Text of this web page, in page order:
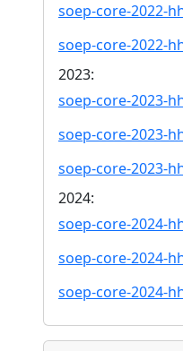
soep-core-2022-
soep-core-2022-
2023:
soep-core-2023-
soep-core-2023-
soep-core-2023-
2024:
soep-core-2024-
soep-core-2024-
soep-core-2024-